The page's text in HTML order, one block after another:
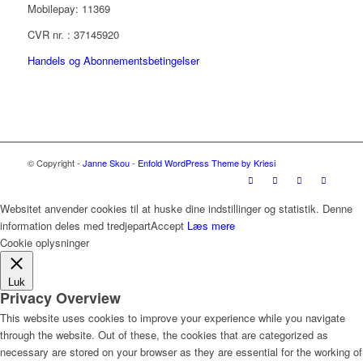
Mobilepay: 11369
CVR nr. : 37145920
Handels og Abonnementsbetingelser
© Copyright - Janne Skou- Enfold WordPress Theme by Kriesi
Websitet anvender cookies til at huske dine indstillinger og statistik. Denne
information deles med tredjepartAccept Læs mere
Cookie oplysninger
Luk
Privacy Overview
This website uses cookies to improve your experience while you navigate
through the website. Out of these, the cookies that are categorized as
necessary are stored on your browser as they are essential for the working of